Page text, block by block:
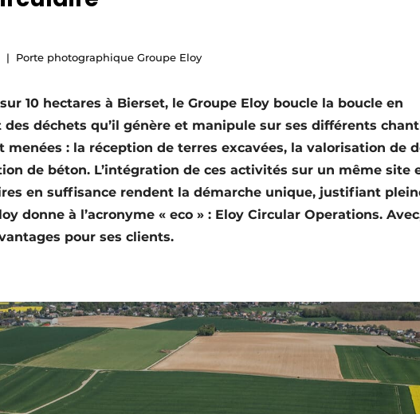
Porte photographique Groupe Eloy
10 hectares à Bierset, le Groupe Eloy boucle la boucle en
déchets qu’il génère et manipule sur ses différents
menées : la réception de terres excavées, la valorisation de
de béton. L’intégration de ces activités sur un même site
en suffisance rendent la démarche unique, justifiant
donne à l’acronyme « eco » : Eloy Circular Operations.
pour ses clients.